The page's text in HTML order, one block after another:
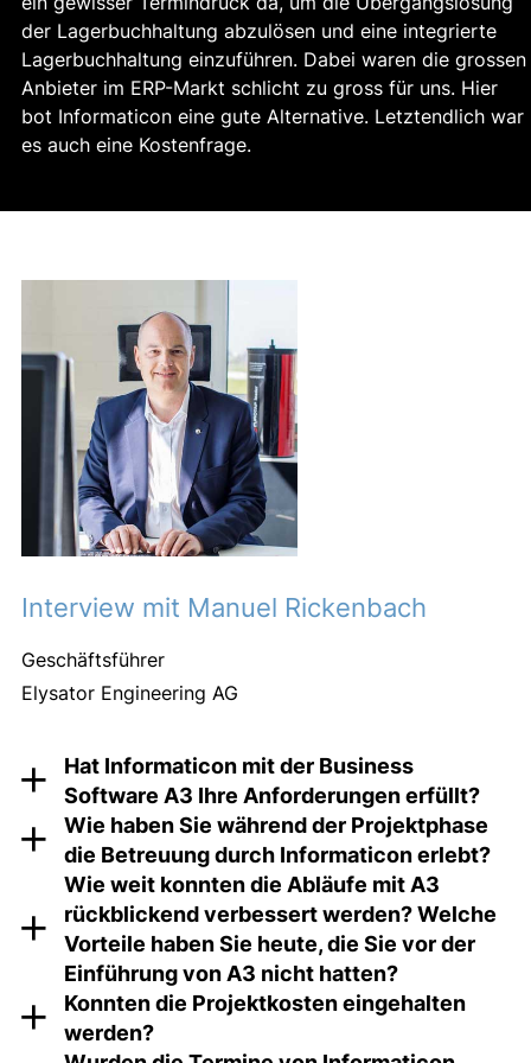
der Lagerbuchhaltung abzulösen und eine integrierte
Lagerbuchhaltung einzuführen. Dabei waren die grossen
Anbieter im ERP-Markt schlicht zu gross für uns. Hier
bot Informaticon eine gute Alternative. Letztendlich war
es auch eine Kostenfrage.
Interview mit Manuel Rickenbach
Geschäftsführer
Elysator Engineering AG
Hat Informaticon mit der Business
Software A3 Ihre Anforderungen erfüllt?
Ja, absolut!
Wie haben Sie während der Projektphase
die Betreuung durch Informaticon erlebt?
Grundsätzlich sehr positiv. Die Mitarbeitenden und
das Betriebsklima bei Informaticon sind kooperativ,
was die Zusammenarbeit angenehm macht. Das
Vorgehen während des Projekts war rollend. Früher
galt allgemein der Grundsatz: Eine rollende Planung
ist eine schlechte Planung und wenn es gut werden
Wie weit konnten die Abläufe mit A3
rückblickend verbessert werden? Welche
Vorteile haben Sie heute, die Sie vor der
Einführung von A3 nicht hatten?
Hauptsächlich wurden die Prozesssicherheit und die
Qualitätssicherung verbessert. Wir konnten intern den
Konnten die Projektkosten eingehalten
werden?